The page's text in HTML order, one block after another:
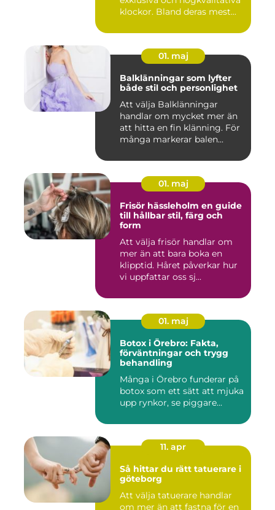
klockor. Bland deras mest...
01. maj
Balklänningar som lyfter
både stil och personlighet
Att välja Balklänningar
handlar om mycket mer än
att hitta en fin klänning. För
många markerar balen...
01. maj
Frisör hässleholm en guide
till hållbar stil, färg och
form
Att välja frisör handlar om
mer än att bara boka en
klipptid. Håret påverkar hur
vi uppfattar oss sj...
01. maj
Botox i Örebro: Fakta,
förväntningar och trygg
behandling
Många i Örebro funderar på
botox som ett sätt att mjuka
upp rynkor, se piggare...
11. apr
Så hittar du rätt tatuerare i
göteborg
Att välja tatuerare handlar
om mer än att fastna för en